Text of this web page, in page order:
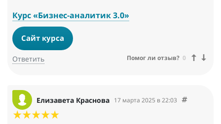
Курс «Бизнес-аналитик 3.0»
Сайт курса
Ответить Помог ли отзыв? 0
Елизавета Краснова 17 марта 2025 в 22:03